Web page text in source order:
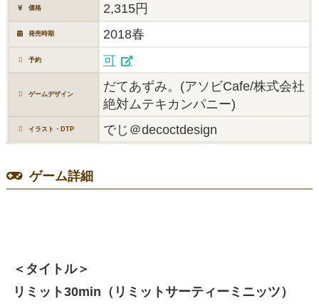
価格 2,315円
発売時期 2018春
予約 可
ゲームデザイン
だてあずみ。(アソビCafe/株式会社
絶対ムテキカンパニー)
イラスト・DTP でじ＠decoctdesign
ゲーム詳細
＜タイトル＞
リミット30min（リミットサーティーミニッツ）